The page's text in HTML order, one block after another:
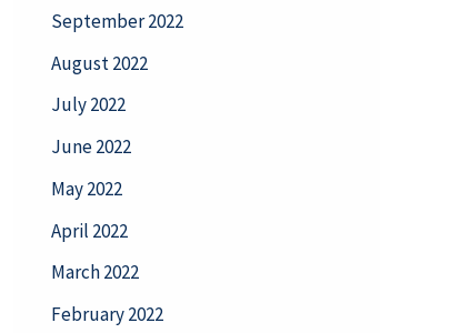
September 2022
August 2022
July 2022
June 2022
May 2022
April 2022
March 2022
February 2022